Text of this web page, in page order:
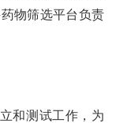
物筛选平台负责
和测试工作，为